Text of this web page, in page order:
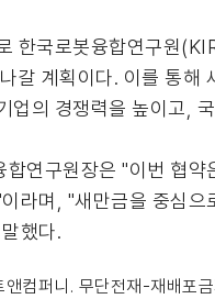
한국로봇융합연구원
갈 계획이다. 이를 통해
업의 경쟁력을 높이고,
합연구원장은 "이번 협
라며, "새만금을 중심
했다.
컴퍼니. 무단전재-재배포